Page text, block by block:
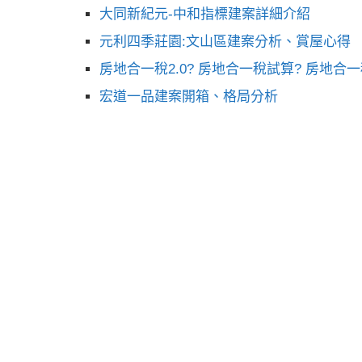
大同新紀元-中和指標建案詳細介紹
元利四季莊園:文山區建案分析、賞屋心得
房地合一稅2.0? 房地合一稅試算? 房地合
宏道一品建案開箱、格局分析